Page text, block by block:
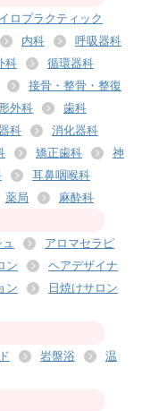
ロプラクティック
内科
呼吸器科
科
循環器科
接骨・整骨・整復
外科
歯科
科
消化器科
矯正歯科
神
耳鼻咽喉科
薬局 麻酔科
アロマセラピ
ン
ヘアデザイナ
ン
日焼けサロン
岩盤浴
温